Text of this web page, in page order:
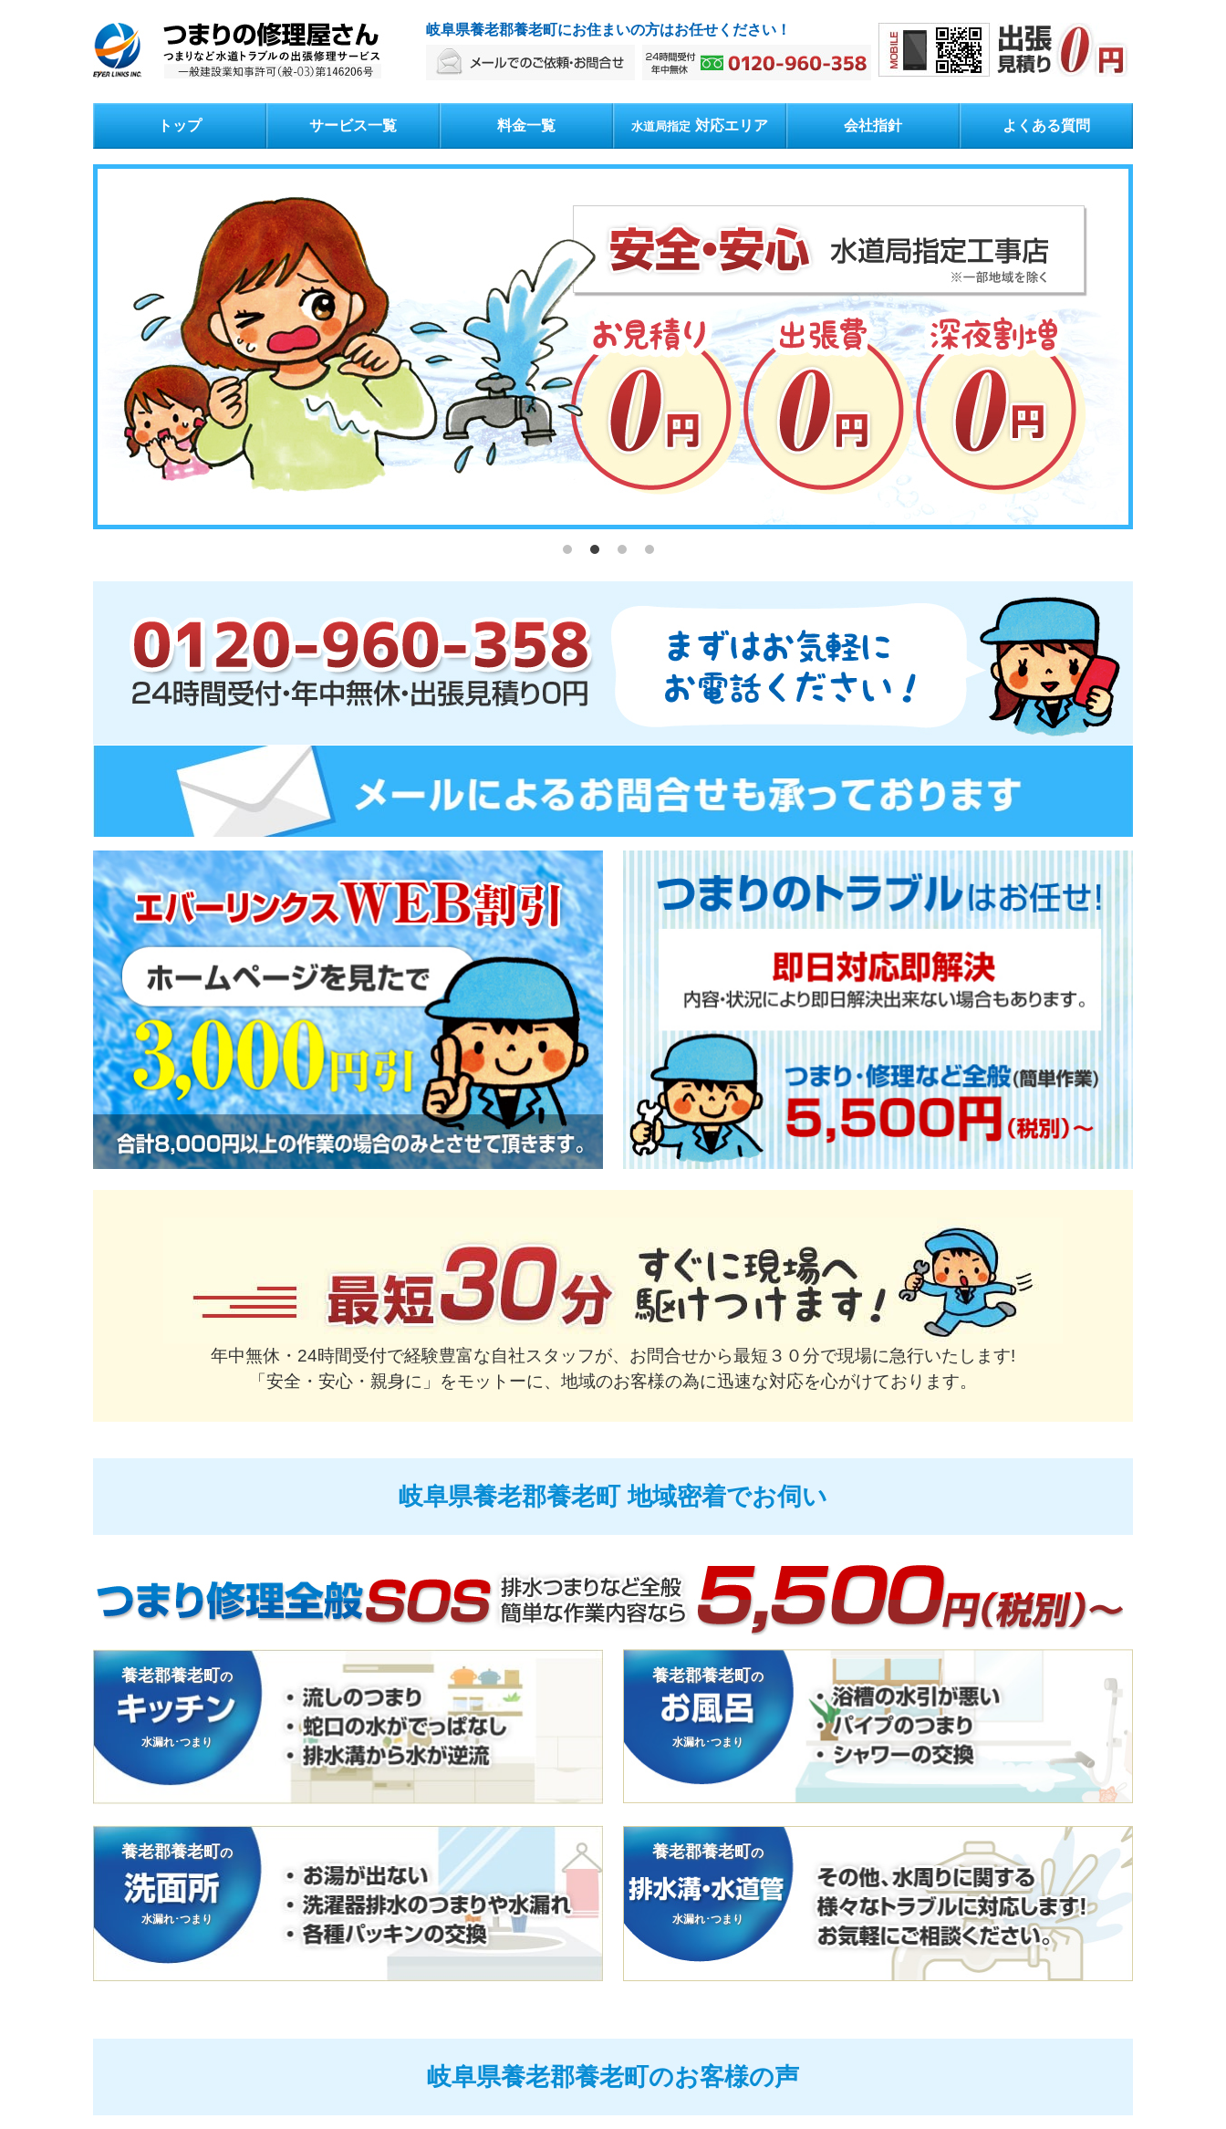
岐阜県養老郡養老町にお住まいの方はお任せください！
トップ サービス一覧 料金一覧 水道局指定 対応エリア 会社指針 よくある質問
年中無休・24時間受付で経験豊富な自社スタッフが、お問合せから最短３０分で現場に急行いたします!
「安全・安心・親身に」をモットーに、地域のお客様の為に迅速な対応を心がけております。
岐阜県養老郡養老町 地域密着でお伺い
養老郡養老町の
水漏れ･つまり
養老郡養老町の
水漏れ･つまり
養老郡養老町の
水漏れ･つまり
養老郡養老町の
水漏れ･つまり
岐阜県養老郡養老町のお客様の声